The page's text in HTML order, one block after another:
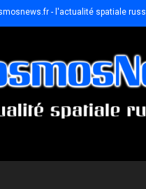
- l'actualité spatiale